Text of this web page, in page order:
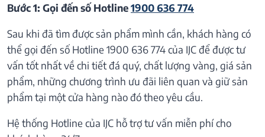
Bước 1: Gọi đến số Hotline1900 636 774
Sau khi đã tìm được sản phẩm mình cần, khách hàng có
thể gọi đến số Hotline 1900 636 774 của IJC để được tư
vấn tốt nhất về chi tiết đá quý, chất lượng vàng, giá sản
phẩm, những chương trình ưu đãi liên quan và giữ sản
phẩm tại một cửa hàng nào đó theo yêu cầu.
Hệ thống Hotline của IJC hỗ trợ tư vấn miễn phí cho